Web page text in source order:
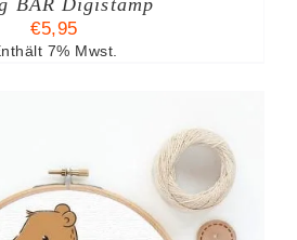
€5,95
7% Mwst.